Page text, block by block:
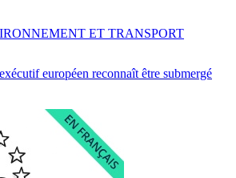
européen reconnaît être submergé
ET TRANSPORT